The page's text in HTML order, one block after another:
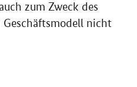
zum Zweck des
nicht